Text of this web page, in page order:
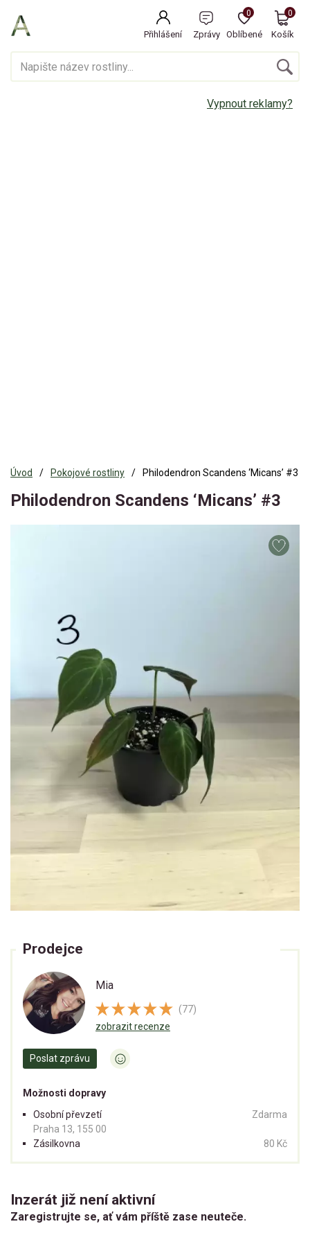
Přihlášení Zprávy Oblíbené
0
Košík
0
Vypnout reklamy?
Úvod Pokojové rostliny Philodendron Scandens ‘Micans’ #3
Philodendron Scandens ‘Micans’ #3
Prodejce
Mia
(77)
zobrazit recenze
Poslat zprávu
Možnosti dopravy
Osobní převzetí
Praha 13, 155 00
Zdarma
Zásilkovna 80 Kč
Inzerát již není aktivní
Zaregistrujte se, ať vám příště zase neuteče.